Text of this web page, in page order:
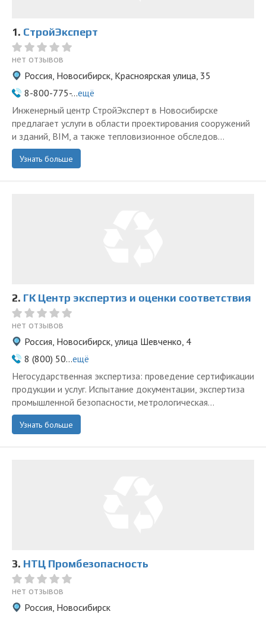
1. СтройЭксперт
нет отзывов
Россия, Новосибирск, Красноярская улица, 35
8-800-775-...ещё
Инженерный центр СтройЭксперт в Новосибирске
предлагает услуги в области проектирования сооружений
и зданий, BIM, а также тепловизионное обследов...
Узнать больше
2. ГК Центр экспертиз и оценки соответствия
нет отзывов
Россия, Новосибирск, улица Шевченко, 4
8 (800) 50...ещё
Негосударственная экспертиза: проведение сертификации
продукции и услуг. Испытание документации, экспертиза
промышленной безопасности, метрологическая...
Узнать больше
3. НТЦ Промбезопасность
нет отзывов
Россия, Новосибирск